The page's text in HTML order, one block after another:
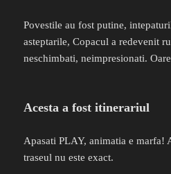
Povestile au fost putine,
asteptarile, Copacul a redevenit
neschimbati, neimpresionati.
Acesta a fost itinerariul
Apasati PLAY, animatia e marfa!
traseul nu este exact.